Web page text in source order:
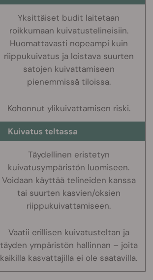
Yksittäiset budit laitetaan
roikkumaan kuivatustelineisiin.
Huomattavasti nopeampi kuin
riippukuivatus ja loistava suurten
satojen kuivattamiseen
pienemmissä tiloissa.
Kohonnut ylikuivattamisen riski.
Kuivatus teltassa
Täydellinen eristetyn
kuivatusympäristön luomiseen.
Voidaan käyttää telineiden kanssa
tai suurten kasvien/oksien
riippukuivattamiseen.
Vaatii erillisen kuivatusteltan ja
täyden ympäristön hallinnan – joita
kaikilla kasvattajilla ei ole saatavilla.